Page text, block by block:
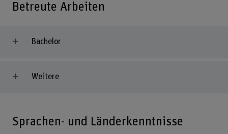
Betreute Arbeiten
Bachelor
Weitere
Sprachen- und Länderkenntnisse